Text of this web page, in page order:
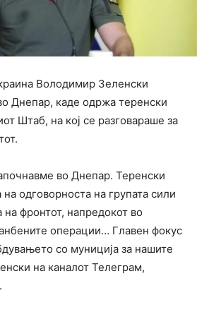
Володимир Зеленски
Днепар, каде одржа теренски
Штаб, на кој се разговараше за
во Днепар. Теренски
одговорноста на групата сили
на фронтот, напредокот во
операции… Главен фокус
со муниција за нашите
на каналот Телеграм,